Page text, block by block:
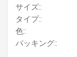
サイズ::
タイプ::
色::
パッキング::